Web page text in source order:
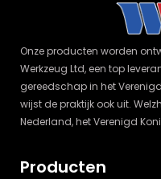
Onze producten worden
Werkzeug Ltd, een top
gereedschap in het
wijst de praktijk ook uit.
Nederland, het Verenigd
Producten